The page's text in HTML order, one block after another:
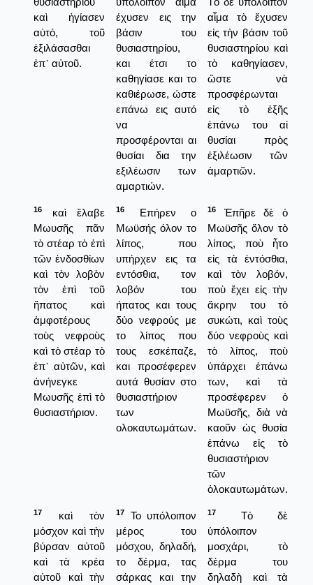
καὶ ἡγίασεν
αὐτό, τοῦ
ἐξιλάσασθαι
ἐπ᾿ αὐτοῦ.
έχυσεν εις την
βάσιν του
θυσιαστηρίου,
και έτσι το
καθηγίασε και το
καθιέρωσε, ώστε
επάνω εις αυτό
να
προσφέρονται αι
θυσίαι δια την
εξιλέωσιν των
αμαρτιών.
αἷμα τὸ ἔχυσεν
εἰς τὴν βάσιν τοῦ
θυσιαστηρίου καὶ
τὸ καθηγίασεν,
ὥστε νὰ
προσφέρωνται
εἰς τὸ ἑξῆς
ἐπάνω του αἱ
θυσίαι πρὸς
ἐξιλέωσιν τῶν
ἁμαρτιῶν.
16
καὶ ἔλαβε
Μωυσῆς πᾶν
τὸ στέαρ τὸ ἐπὶ
τῶν ἐνδοσθίων
καὶ τὸν λοβὸν
τὸν ἐπὶ τοῦ
ἥπατος καὶ
ἀμφοτέρους
τοὺς νεφροὺς
καὶ τὸ στέαρ τὸ
ἐπ᾿ αὐτῶν, καὶ
ἀνήνεγκε
Μωυσῆς ἐπὶ τὸ
θυσιαστήριον.
16
Επήρεν ο
Μωϋσής όλον το
λίπος, που
υπήρχεν εις τα
εντόσθια, τον
λοβόν του
ήπατος και τους
δύο νεφρούς με
το λίπος που
τους εσκέπαζε,
και προσέφερεν
αυτά θυσίαν στο
θυσιαστήριον
των
ολοκαυτωμάτων.
16
Ἐπῆρε δὲ ὁ
Μωϋσῆς ὅλον τὸ
λίπος, ποὺ ἦτο
εἰς τὰ ἐντόσθια,
καὶ τὸν λοβόν,
ποὺ ἔχει εἰς τὴν
ἄκρην του τὸ
συκώτι, καὶ τοὺς
δύο νεφροὺς καὶ
τὸ λίπος, ποὺ
ὑπάρχει ἐπάνω
των, καὶ τὰ
προσέφερεν ὁ
Μωϋσῆς, διὰ νὰ
καοῦν ὡς θυσία
ἐπάνω εἰς τὸ
θυσιαστήριον
τῶν
ὁλοκαυτωμάτων.
17
καὶ τὸν
μόσχον καὶ τὴν
βύρσαν αὐτοῦ
καὶ τὰ κρέα
αὐτοῦ καὶ τὴν
17
Το υπόλοιπον
μέρος του
μόσχου, δηλαδή,
το δέρμα, τας
σάρκας και την
17
Τὸ δὲ
ὑπόλοιπον
μοσχάρι, τὸ
δέρμα του
δηλαδὴ καὶ τὰ